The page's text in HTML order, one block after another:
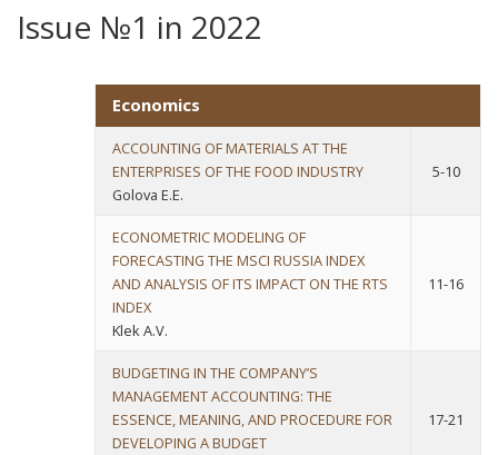
Issue №1 in 2022
Economics
ACCOUNTING OF MATERIALS AT THE
ENTERPRISES OF THE FOOD INDUSTRY
Golova E.E.
5-10
ECONOMETRIC MODELING OF
FORECASTING THE MSCI RUSSIA INDEX
AND ANALYSIS OF ITS IMPACT ON THE RTS
INDEX
Klek A.V.
11-16
BUDGETING IN THE COMPANY’S
MANAGEMENT ACCOUNTING: THE
ESSENCE, MEANING, AND PROCEDURE FOR
DEVELOPING A BUDGET
17-21